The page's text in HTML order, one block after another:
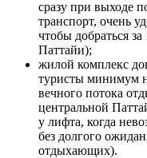
сразу при выходе
транспорт, очень
чтобы добраться
Паттайи);
жилой комплекс
туристы минимум
вечного потока
центральной
у лифта, когда
без долгого
отдыхающих).